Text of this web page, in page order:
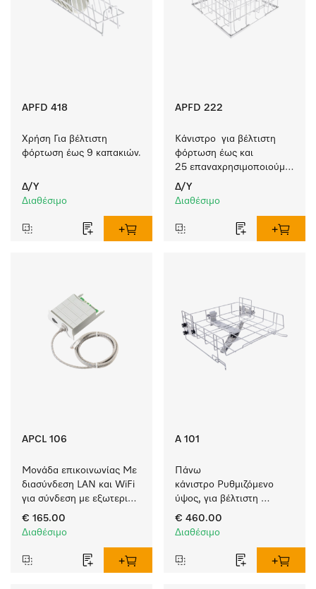
APFD 418
Χρήση Για βέλτιστη
φόρτωση έως 9 καπακιών.
Δ/Υ
Διαθέσιμο
APFD 222
Κάνιστρο  για βέλτιστη
φόρτωση έως και
25 επαναχρησιμοποιούμενων
κυπέλλων.
Δ/Υ
Διαθέσιμο
APCL 106
Μονάδα επικοινωνίας Με
διασύνδεση LAN και WiFi
για σύνδεση με εξωτερικά
συστήματα.
€ 165.00
Διαθέσιμο
A 101
Πάνω
κάνιστρο Ρυθμιζόμενο
ύψος, για βέλτιστη
φόρτωση ενθέτων.
€ 460.00
Διαθέσιμο